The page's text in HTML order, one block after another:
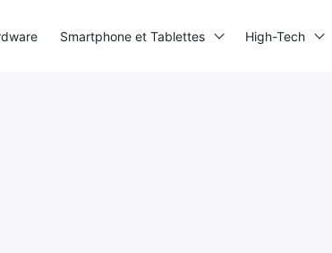
Smartphone et Tablettes High-Tech